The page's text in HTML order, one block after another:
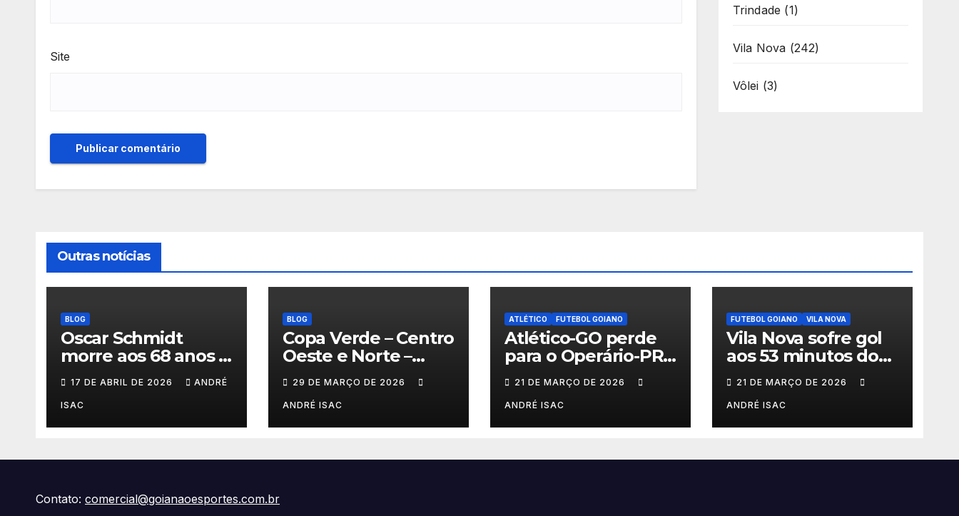
Site
Trindade (1)
Vila Nova (242)
Vôlei (3)
Outras notícias
BLOG
Oscar Schmidt
morre aos 68 anos e
deixa legado
histórico no
basquete mundial
17 DE ABRIL DE 2026 ANDRÉ
ISAC
BLOG
Copa Verde – Centro
Oeste e Norte –
2026
29 DE MARÇO DE 2026
ANDRÉ ISAC
ATLÉTICO FUTEBOL GOIANO
Atlético-GO perde
para o Operário-PR
na estreia e começa
sob pressão a Série
B 2026
21 DE MARÇO DE 2026
ANDRÉ ISAC
FUTEBOL GOIANO VILA NOVA
Vila Nova sofre gol
aos 53 minutos do
2º tempo e deixa
vitória escapar na
estreia da Série B
21 DE MARÇO DE 2026
ANDRÉ ISAC
Contato: comercial@goianaoesportes.com.br